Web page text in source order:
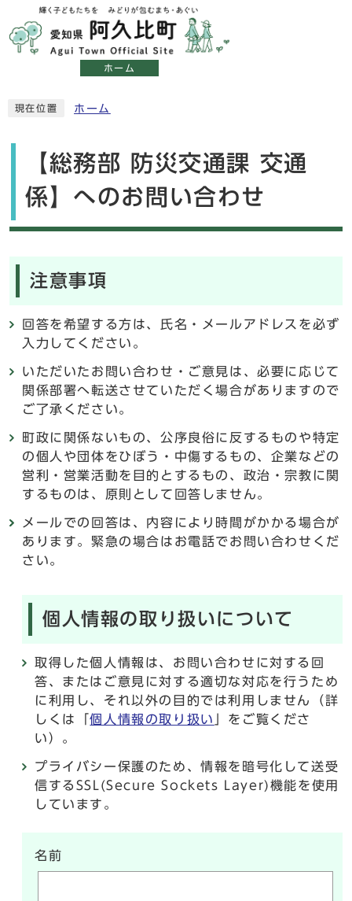
ホーム
現在位置 ホーム
【総務部 防災交通課 交通
係】へのお問い合わせ
注意事項
回答を希望する方は、氏名・メールアドレスを必ず
入力してください。
いただいたお問い合わせ・ご意見は、必要に応じて
関係部署へ転送させていただく場合がありますので
ご了承ください。
町政に関係ないもの、公序良俗に反するものや特定
の個人や団体をひぼう・中傷するもの、企業などの
営利・営業活動を目的とするもの、政治・宗教に関
するものは、原則として回答しません。
メールでの回答は、内容により時間がかかる場合が
あります。緊急の場合はお電話でお問い合わせくだ
さい。
個人情報の取り扱いについて
取得した個人情報は、お問い合わせに対する回
答、またはご意見に対する適切な対応を行うため
に利用し、それ以外の目的では利用しません（詳
しくは「個人情報の取り扱い
」をご覧くださ
い）。
プライバシー保護のため、情報を暗号化して送受
信するSSL(Secure Sockets Layer)機能を使用
しています。
名前